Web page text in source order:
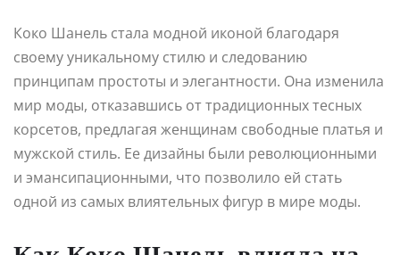
Коко Шанель стала модной иконой благодаря
своему уникальному стилю и следованию
принципам простоты и элегантности. Она изменила
мир моды, отказавшись от традиционных тесных
корсетов, предлагая женщинам свободные платья и
мужской стиль. Ее дизайны были революционными
и эмансипационными, что позволило ей стать
одной из самых влиятельных фигур в мире моды.